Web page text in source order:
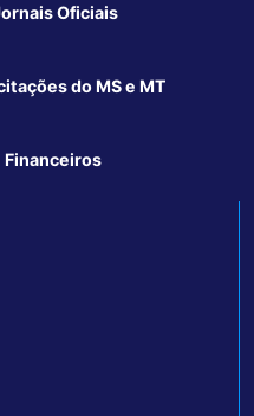
Oficiais
do MS e MT
Financeiros